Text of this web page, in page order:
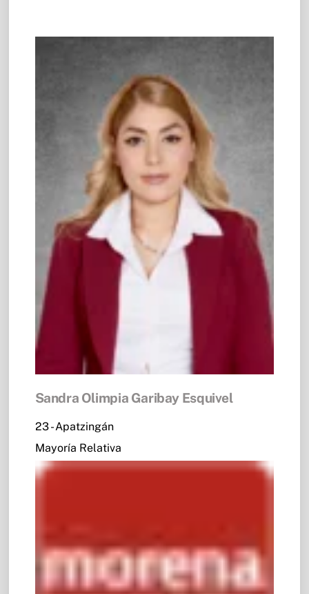
Sandra Olimpia Garibay Esquivel
23 - Apatzingán
Mayoría Relativa